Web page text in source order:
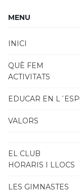
MENU
INICI
QUÈ FEM
ACTIVITATS
EDUCAR EN
VALORS
EL CLUB
HORARIS I LLOCS
LES GIMNASTES